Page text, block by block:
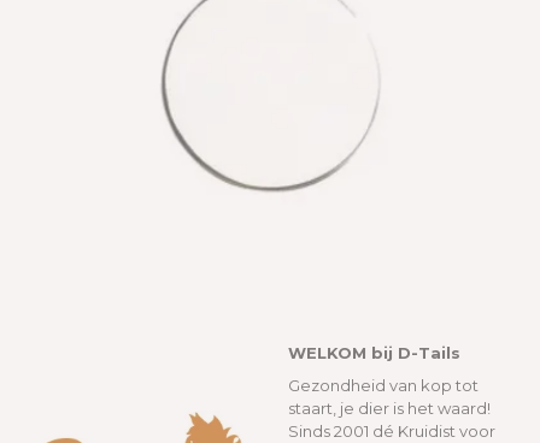
WELKOM bij D-Tails
Gezondheid van kop tot
staart, je dier is het waard!
Sinds 2001 dé Kruidist voor